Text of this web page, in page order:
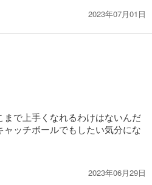
カート
カート
2023年07月01日
まで上手くなれるわけはないんだ
ッチボールでもしたい気分にな
2023年06月29日